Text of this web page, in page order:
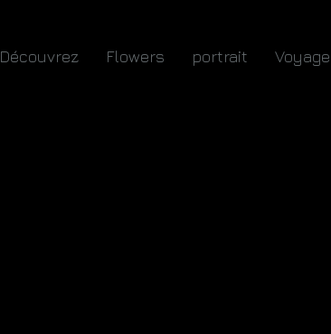
Découvrez Flowers portrait Voyage